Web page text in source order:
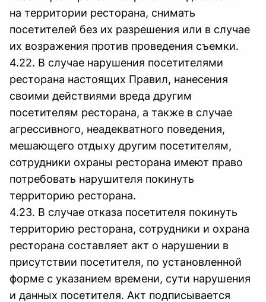
на территории ресторана, снимать
посетителей без их разрешения или в случае
их возражения против проведения съемки.
4.22. В случае нарушения посетителями
ресторана настоящих Правил, нанесения
своими действиями вреда другим
посетителям ресторана, а также в случае
агрессивного, неадекватного поведения,
мешающего отдыху другим посетителям,
сотрудники охраны ресторана имеют право
потребовать нарушителя покинуть
территорию ресторана.
4.23. В случае отказа посетителя покинуть
территорию ресторана, сотрудники и охрана
ресторана составляет акт о нарушении в
присутствии посетителя, по установленной
форме с указанием времени, сути нарушения
и данных посетителя. Акт подписывается